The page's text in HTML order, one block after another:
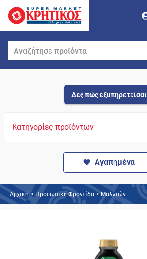
Δες πώς εξυπηρετείσαι
Κατηγορίες προϊόντων
Αγαπημένα
Αρχική > Προσωπική Φροντίδα > Μαλλιών